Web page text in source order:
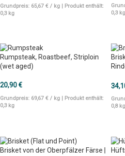
Grundpreis: 65,67 € / kg | Produkt enthält:
0,3 kg
0,3 kg
Rumpsteak, Roastbeef, Striploin
(wet aged)
20,90€
Grundpreis: 69,67 € / kg | Produkt enthält:
0,3 kg
0,8 kg
Brisket von der Oberpfälzer Färse |